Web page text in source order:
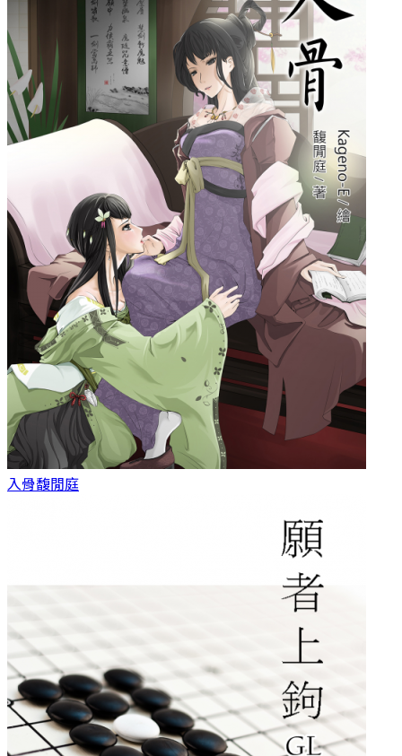
入骨馥閒庭